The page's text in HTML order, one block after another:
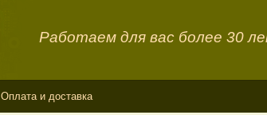
Работаем для вас более 30
Оплата и доставка